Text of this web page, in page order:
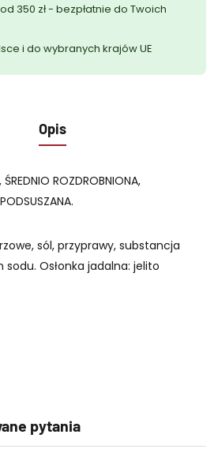
350 zł - bezpłatnie do Twoich
i do wybranych krajów UE
Opis
ŚREDNIO ROZDROBNIONA,
sól, przyprawy, substancja
Osłonka jadalna: jelito
pytania